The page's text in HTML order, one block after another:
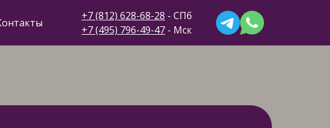
+7 (812) 628-68-28 - СПб
+7 (495) 796-49-47 - Мск